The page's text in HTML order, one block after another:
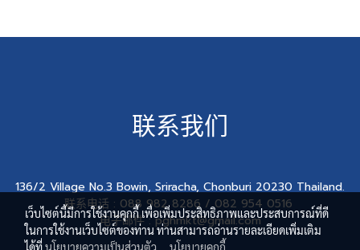
联系我们
136/2 Village No.3 Bowin, Sriracha, Chonburi 20230 Thailand.
联系电话 : 088 982 8286 / 082 954 0516
电子邮件 : pghmkt@gmail.com
เว็บไซต์นี้มีการใช้งานคุกกี้ เพื่อเพิ่มประสิทธิภาพและประสบการณ์ที่ดี
ในการใช้งานเว็บไซต์ของท่าน ท่านสามารถอ่านรายละเอียดเพิ่มเติม
ได้ที่นโยบายความเป็นส่วนตัว นโยบายคุกกี้